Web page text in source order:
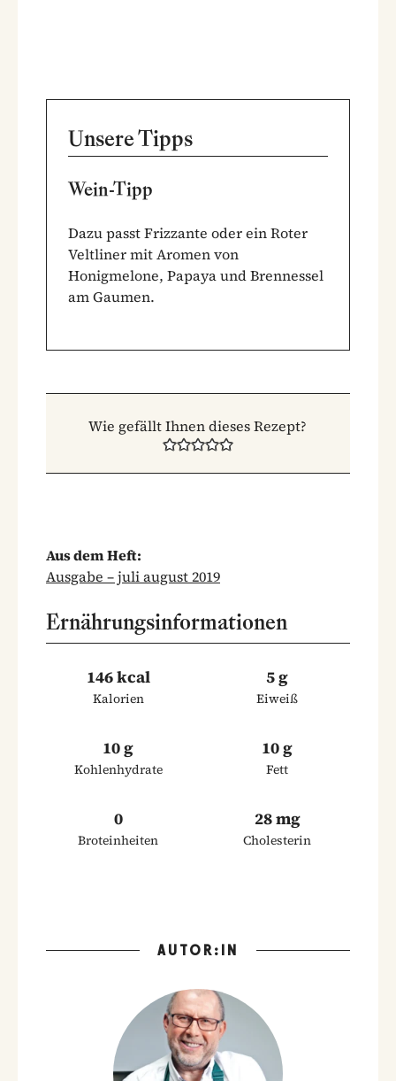
Unsere Tipps
Wein-Tipp
Dazu passt Frizzante oder ein Roter
Veltliner mit Aromen von
Honigmelone, Papaya und Brennessel
am Gaumen.
Wie gefällt Ihnen dieses Rezept?
Aus dem Heft:
Ausgabe – juli august 2019
Ernährungsinformationen
146 kcal
Kalorien
5 g
Eiweiß
10 g
Kohlenhydrate
10 g
Fett
0
Broteinheiten
28 mg
Cholesterin
AUTOR:IN